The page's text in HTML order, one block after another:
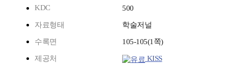
KDC
500
자료형태 학술저널
수록면 105-105(1쪽)
제공처 KISS